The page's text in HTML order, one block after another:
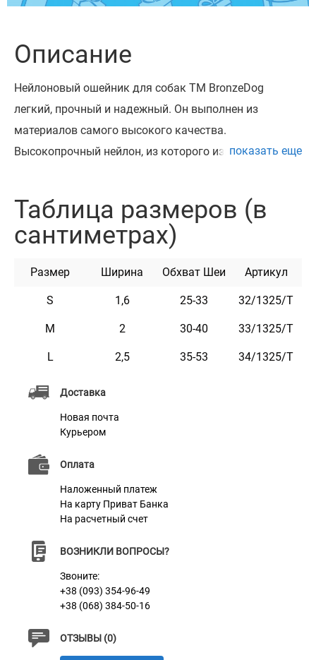
Доставка
Новая почта
Курьером
Оплата
Наложенный платеж
На карту Приват Банка
На расчетный счет
ВОЗНИКЛИ ВОПРОСЫ?
Звоните:
+38 (093) 354-96-49
+38 (068) 384-50-16
ОТЗЫВЫ (0)
Описание
Нейлоновый ошейник для собак ТМ BronzeDog
легкий, прочный и надежный. Он выполнен из
материалов самого высокого качества.
Высокопрочный нейлон, из которого изготовлен
Ошейник укомплектован прочной металлической
пряжкой с латунированным покрытием
Можно награвировать любую информацию,
например: кличка домашнего животного, контактные
данные, адрес, номер микрочипа и т.п.
временем он не стирается и не тускнеет.
Этот ошейник мягкий на ощупь, гибкий и не боится
Доступен в ярких расцветках.
Характеристики
Материал
Пряжка
показать еще
Таблица размеров (в
сантиметрах)
Размер Ширина Обхват Шеи Артикул
S 1,6 25-33 32/1325/Т
M 2 30-40 33/1325/Т
L 2,5 35-53 34/1325/Т